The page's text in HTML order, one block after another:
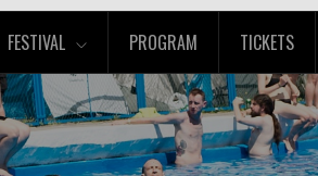
FESTIVAL PROGRAM TICKETS